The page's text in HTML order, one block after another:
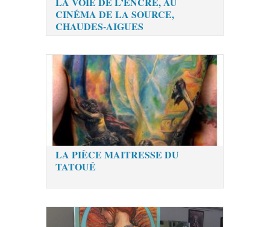
CINÉMA DE LA SOURCE,
CHAUDES-AIGUES
LA PIÈCE MAITRESSE DU
TATOUÉ